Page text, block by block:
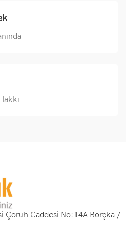
Çoruh Caddesi No:14A Borçka /